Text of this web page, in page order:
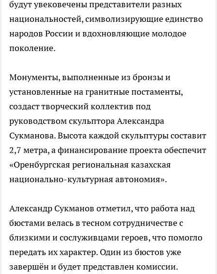
будут увековечены представители разных
национальностей, символизирующие единство
народов России и вдохновляющие молодое
поколение.
Монументы, выполненные из бронзы и
установленные на гранитные постаменты,
создаст творческий коллектив под
руководством скульптора Александра
Сукманова. Высота каждой скульптуры составит
2,7 метра, а финансирование проекта обеспечит
«Оренбургская региональная казахская
национально-культурная автономия».
Александр Сукманов отметил, что работа над
бюстами велась в тесном сотрудничестве с
близкими и сослуживцами героев, что помогло
передать их характер. Один из бюстов уже
завершён и будет представлен комиссии.